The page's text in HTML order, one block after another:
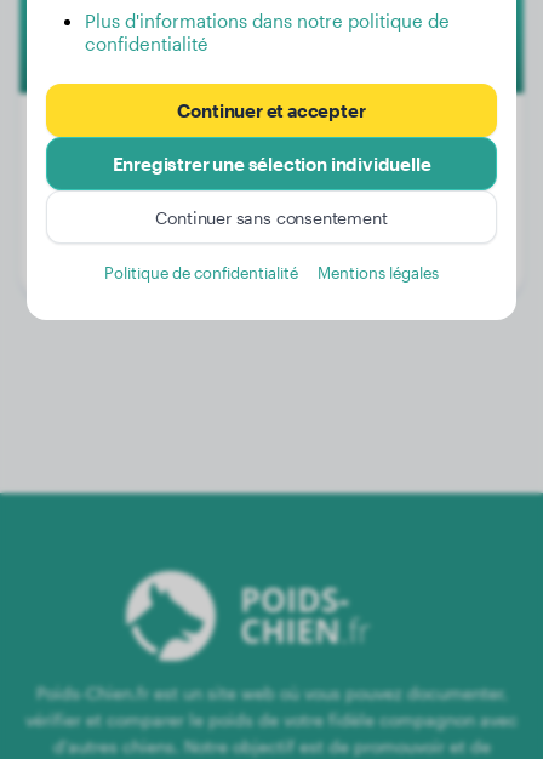
Poids:
2 kg
3 ans, 11 mois
Genre:
Poids-Chien.fr est un site web où vous pouvez documenter,
vérifier et comparer le poids de votre fidèle compagnon avec
d'autres chiens. Notre objectif est de promouvoir et de
Plus d'informations dans notre politique de
confidentialité
Continuer et accepter
Enregistrer une sélection individuelle
Continuer sans consentement
Politique de confidentialité Mentions légales